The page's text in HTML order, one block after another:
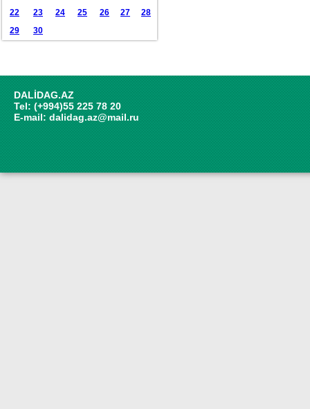
22
23 24 25 26 27
28
29
30
DALİDAG.AZ
Tel: (+994)55 225 78 20
E-mail: dalidag.az@mail.ru